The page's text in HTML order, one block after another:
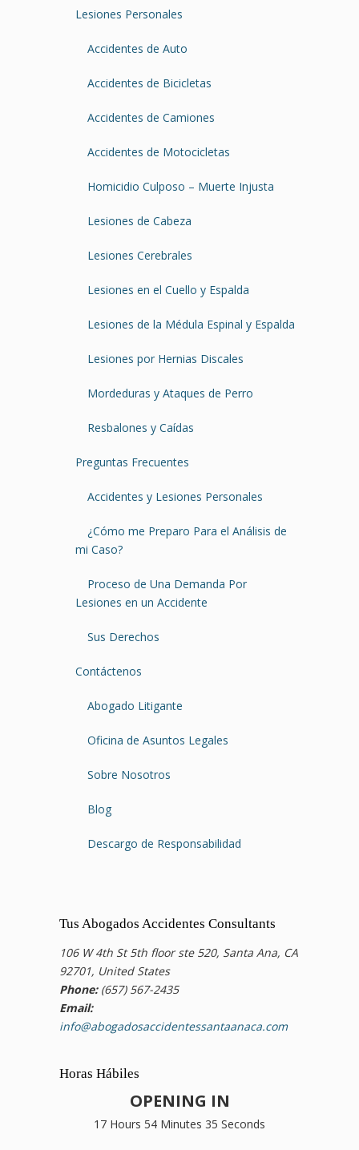
Lesiones Personales
Accidentes de Auto
Accidentes de Bicicletas
Accidentes de Camiones
Accidentes de Motocicletas
Homicidio Culposo – Muerte Injusta
Lesiones de Cabeza
Lesiones Cerebrales
Lesiones en el Cuello y Espalda
Lesiones de la Médula Espinal y Espalda
Lesiones por Hernias Discales
Mordeduras y Ataques de Perro
Resbalones y Caídas
Preguntas Frecuentes
Accidentes y Lesiones Personales
¿Cómo me Preparo Para el Análisis de
mi Caso?
Proceso de Una Demanda Por
Lesiones en un Accidente
Sus Derechos
Contáctenos
Abogado Litigante
Oficina de Asuntos Legales
Sobre Nosotros
Blog
Descargo de Responsabilidad
Tus Abogados Accidentes Consultants
106 W 4th St 5th floor ste 520, Santa Ana, CA
92701, United States
Phone:(657) 567-2435
Email:
info@abogadosaccidentessantaanaca.com
Horas Hábiles
OPENING IN
17 Hours 54 Minutes 35 Seconds